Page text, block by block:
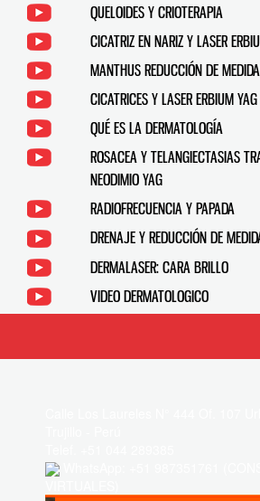
QUELOIDES Y CRIOTERAPIA
CICATRIZ EN NARIZ Y LASER
MANTHUS REDUCCIÓN DE
CICATRICES Y LASER ERBIUM YAG
QUÉ ES LA DERMATOLOGÍA
ROSACEA Y TELANGIECTASIAS
NEODIMIO YAG
RADIOFRECUENCIA Y PAPADA
DRENAJE Y REDUCCIÓN DE
DERMALASER: CARA BRILLO
VIDEO DERMATOLOGICO